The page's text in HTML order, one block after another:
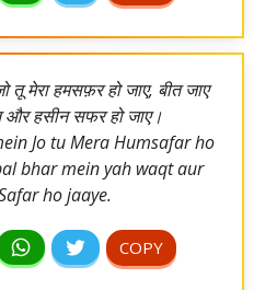
तू मेरा हमसफ़र हो जाए, बीत जाए
और हसीन सफर हो जाए।
Jo tu Mera Humsafar ho
bhar mein yah waqt aur
ho jaaye.